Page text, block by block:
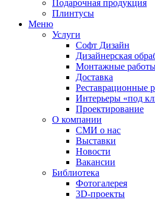
Подарочная продукция
Плинтусы
Меню
Услуги
Софт Дизайн
Дизайнерская
Монтажные
Доставка
Реставрационные
Интерьеры «под
Проектирование
О компании
СМИ о нас
Выставки
Новости
Вакансии
Библиотека
Фотогалерея
3D-проекты